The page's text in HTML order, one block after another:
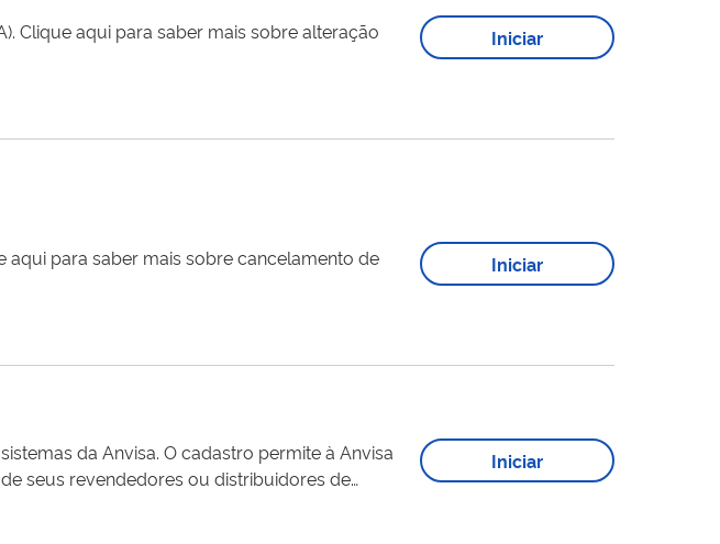
Iniciar
Iniciar
permite à Anvisa
seus revendedores ou distribuidores de
As informações fornecidas permitem a
A lista de assuntos de petição relacionados a esse serviço está...
Iniciar